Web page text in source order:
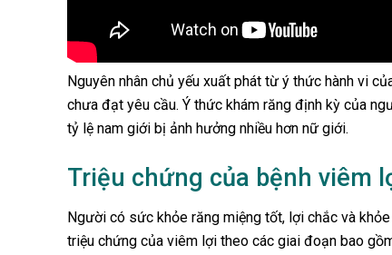
Nguyên nhân chủ yếu xuất phát từ ý thức hành vi
chưa đạt yêu cầu. Ý thức khám răng định kỳ của
tỷ lệ nam giới bị ảnh hưởng nhiều hơn nữ giới.
Triệu chứng của bệnh viêm
Người có sức khỏe răng miệng tốt, lợi chắc và
triệu chứng của viêm lợi theo các giai đoạn bao